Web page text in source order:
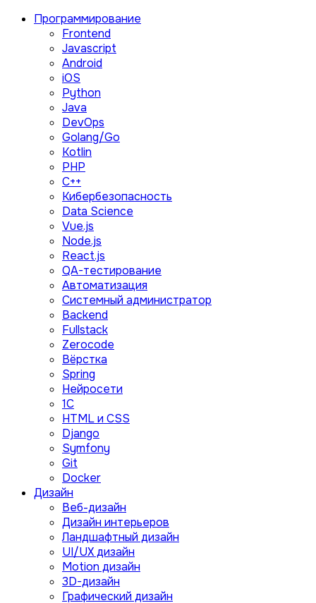
Программирование
Frontend
Javascript
Android
iOS
Python
Java
DevOps
Golang/Go
Kotlin
PHP
C++
Кибербезопасность
Data Science
Vue.js
Node.js
React.js
QA-тестирование
Автоматизация
Системный администратор
Backend
Fullstack
Zerocode
Вёрстка
Spring
Нейросети
1C
HTML и CSS
Django
Symfony
Git
Docker
Дизайн
Веб-дизайн
Дизайн интерьеров
Ландшафтный дизайн
UI/UX дизайн
Motion дизайн
3D-дизайн
Графический дизайн